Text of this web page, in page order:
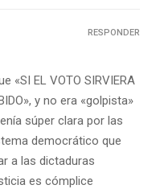
«SI EL VOTO SIRVIERA
y no era «golpista»
súper clara por las
democrático que
a las dictaduras
es cómplice
RESPONDER